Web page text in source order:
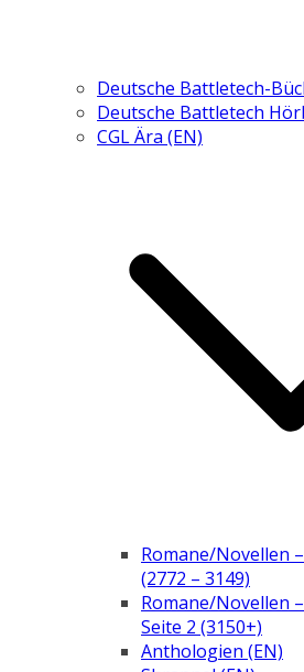
Deutsche Battletech-
Deutsche Battletech
CGL Ära (EN)
Romane/Novellen
(2772 – 3149)
Romane/Novellen
Seite 2 (3150+)
Anthologien (EN)